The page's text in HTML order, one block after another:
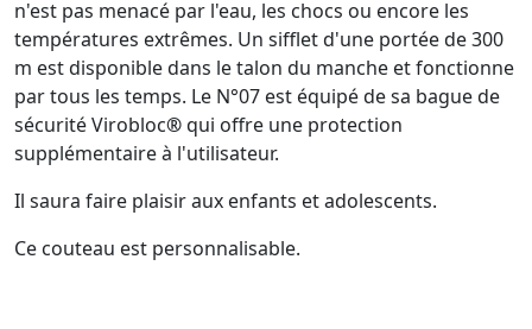
n'est pas menacé par l'eau, les chocs ou encore les
températures extrêmes. Un sifflet d'une portée de 300
m est disponible dans le talon du manche et fonctionne
par tous les temps. Le N°07 est équipé de sa bague de
sécurité Virobloc®qui offre une protection
supplémentaire à l'utilisateur.
Il saura faire plaisir aux enfants et adolescents.
Ce couteau est personnalisable.